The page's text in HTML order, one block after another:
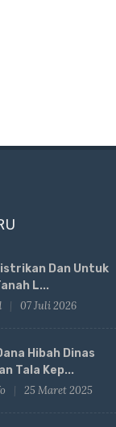
Dan Untuk
L...
07 Juli 2026
Hibah Dinas
Tala Kep...
25 Maret 2025